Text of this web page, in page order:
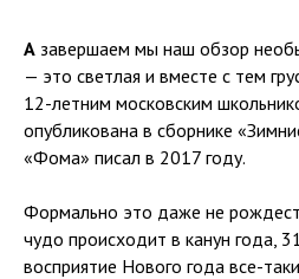
А завершаем мы наш обзор
— это светлая и вместе с тем
12-летним московским
опубликована в сборнике
«Фома» писал в 2017 году.
Формально это даже не
чудо происходит в канун года,
восприятие Нового года все-